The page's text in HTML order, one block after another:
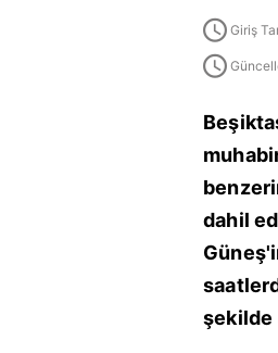
Giriş
dahil
şekilde